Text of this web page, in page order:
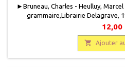
► Bruneau, Charles - Heulluy,
grammaire,Librairie Delagrave,
relié, occasion .Bon état. Demi
Tampon hommage des
12,00
 Ajouter